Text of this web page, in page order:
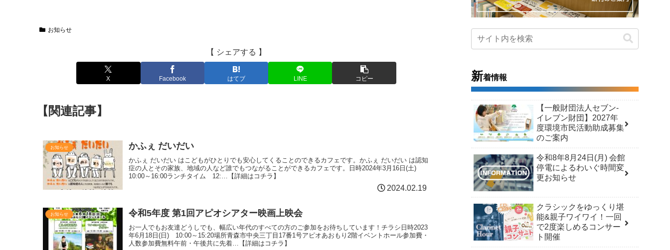
お知らせ
【 シェアする 】
X Facebook はてブ LINE コピー
【関連記事】
お知らせ かふぇ だいだい
かふぇ だいだい はこどもがひとりでも安心してくることのできるカフェです。かふぇ だいだい は認知
症の人とその家族、地域の人など誰でもつながることができるカフェです。日時2024年3月16日(土)
10:00～16:00ランチタイム 12:…【詳細はコチラ】
2024.02.19
お知らせ 令和5年度 第1回アピオシアター映画上映会
お一人でもお友達どうしでも、幅広い年代のすべての方のご参加をお待ちしています！チラシ日時2023
年6月18日(日) 10:00～15:20場所青森市中央三丁目17番1号アピオあおもり2階イベントホール参加費・
人数参加費無料午前・午後共に先着…【詳細はコチラ】
新着情報
【一般財団法人セブン-
イレブン財団】2027年
度環境市民活動助成募集
のご案内
令和8年8月24日(月) 会館
停電によるわいぐ時間変
更お知らせ
クラシックをゆっくり堪
能&親子ワイワイ！一回
で2度楽しめるコンサー
ト開催